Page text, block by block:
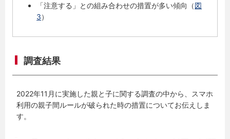
「注意する」との組み合わせの措置が多い傾向（図
3）
調査結果
2022年11月に実施した親と子に関する調査の中から、スマホ
利用の親子間ルールが破られた時の措置についてお伝えしま
す。